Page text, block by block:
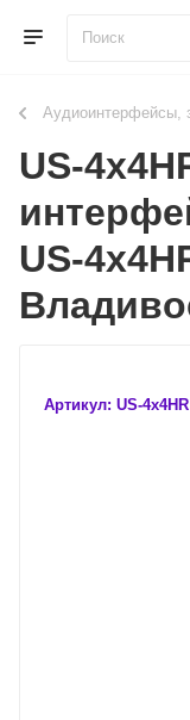
Аудиоинтерфейсы,
US-
US-
Артикул: US-4x4HR